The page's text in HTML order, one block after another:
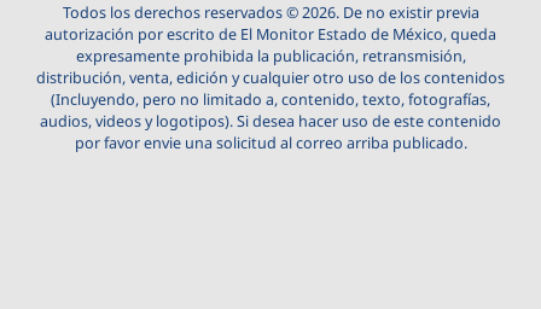
Todos los derechos reservados © 2026. De no existir previa
autorización por escrito de El Monitor Estado de México, queda
expresamente prohibida la publicación, retransmisión,
distribución, venta, edición y cualquier otro uso de los contenidos
(Incluyendo, pero no limitado a, contenido, texto, fotografías,
audios, videos y logotipos). Si desea hacer uso de este contenido
por favor envie una solicitud al correo arriba publicado.